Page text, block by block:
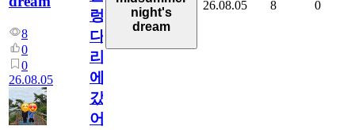
8
0
0
26.08.05
렁
다
리
에
갔
어
night's
dream
26.08.05 8 0